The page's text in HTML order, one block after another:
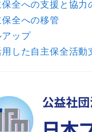
全への支援と協力
全への移管
ップ
した自主保全活動